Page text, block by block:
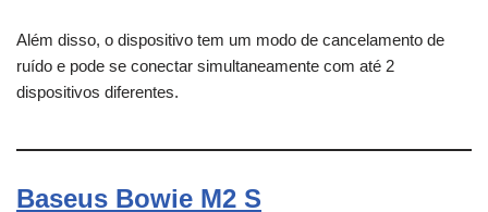
Além disso, o dispositivo tem um modo de cancelamento de
ruído e pode se conectar simultaneamente com até 2
dispositivos diferentes.
Baseus Bowie M2 S